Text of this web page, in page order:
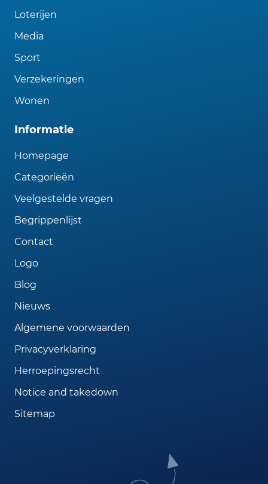
Loterijen
Media
Sport
Verzekeringen
Wonen
Informatie
Homepage
Categorieën
Veelgestelde vragen
Begrippenlijst
Contact
Logo
Blog
Nieuws
Algemene voorwaarden
Privacyverklaring
Herroepingsrecht
Notice and takedown
Sitemap